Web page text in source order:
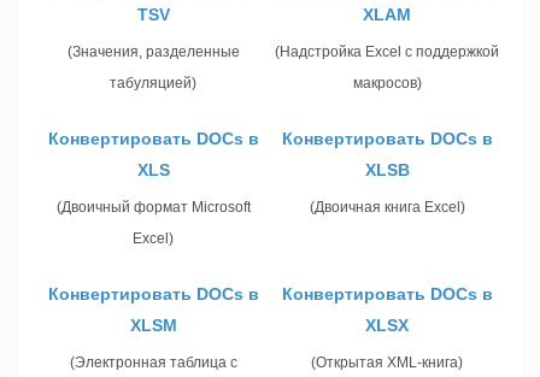
TSV
(Значения, разделенные
табуляцией)
XLAM
(Надстройка Excel с поддержкой
макросов)
Конвертировать DOCs в
XLS
(Двоичный формат Microsoft
Excel)
Конвертировать DOCs в
XLSB
(Двоичная книга Excel)
Конвертировать DOCs в
XLSM
(Электронная таблица с
Конвертировать DOCs в
XLSX
(Открытая XML-книга)